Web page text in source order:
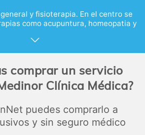
y fisioterapia. En el centro se
como acupuntura, homeopatia y
comprar un servicio
Clínica Médica?
puedes comprarlo a
y sin seguro médico